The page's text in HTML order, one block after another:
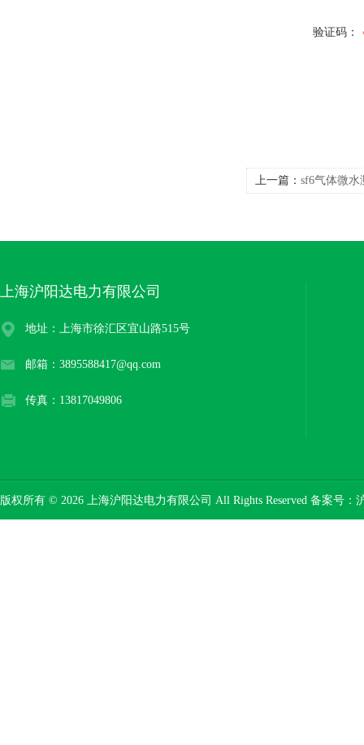
验证码：
上一篇： sf6气体微水
上海沪阳达电力有限公司
地址：上海市徐汇区宜山路515号
邮箱：3895588417@qq.com
传真：13817049806
版权所有 © 2026 上海沪阳达电力有限公司 All Rights Reserved 备案号：